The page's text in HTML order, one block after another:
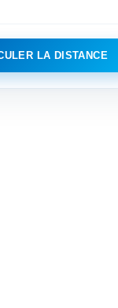
LA DISTANCE